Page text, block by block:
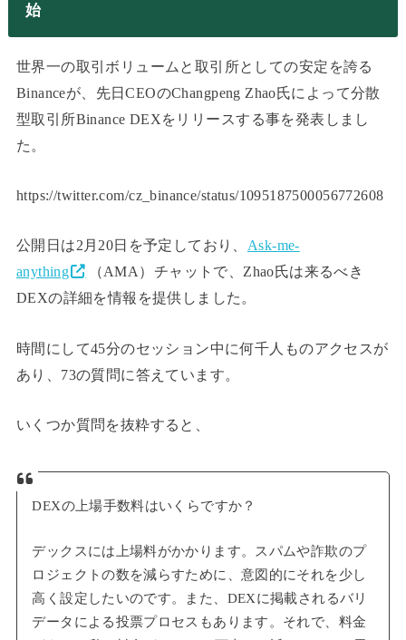
始
世界一の取引ボリュームと取引所としての安定を誇る
Binanceが、先日CEOのChangpeng Zhao氏によって分散
型取引所Binance DEXをリリースする事を発表しまし
た。
https://twitter.com/cz_binance/status/1095187500056772608
公開日は2月20日を予定しており、 Ask-me-
anything
（AMA）チャットで、Zhao氏は来るべき
DEXの詳細を情報を提供しました。
時間にして45分のセッション中に何千人ものアクセスが
あり、73の質問に答えています。
いくつか質問を抜粋すると、
DEXの上場手数料はいくらですか？
デックスには上場料がかかります。スパムや詐欺のプ
ロジェクトの数を減らすために、意図的にそれを少し
高く設定したいのです。また、DEXに掲載されるバリ
データによる投票プロセスもあります。それで、料金